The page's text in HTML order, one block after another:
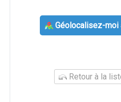
Géolocalisez-moi
Retour à la